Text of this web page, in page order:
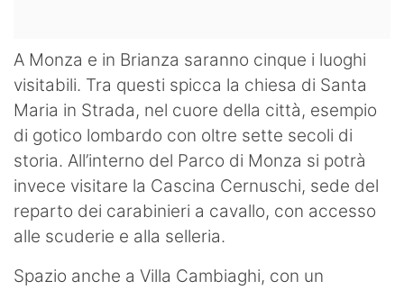
A Monza e in Brianza saranno cinque i luoghi
visitabili. Tra questi spicca la chiesa di Santa
Maria in Strada, nel cuore della città, esempio
di gotico lombardo con oltre sette secoli di
storia. All’interno del Parco di Monza si potrà
invece visitare la Cascina Cernuschi, sede del
reparto dei carabinieri a cavallo, con accesso
alle scuderie e alla selleria.
Spazio anche a Villa Cambiaghi, con un